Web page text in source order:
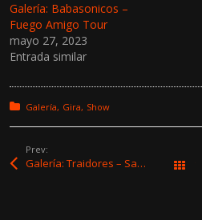
Galería: Babasonicos –
Fuego Amigo Tour
mayo 27, 2023
Entrada similar
Posted in:
Galería Gira Show
Prev:
Galería: Traidores – Sala del Museo